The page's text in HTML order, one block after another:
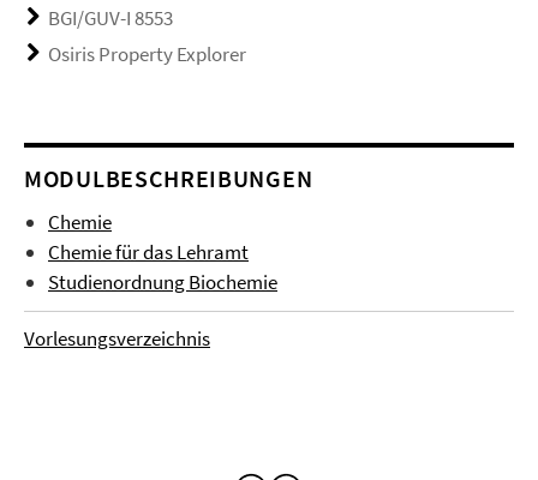
BGI/GUV-I 8553
Osiris Property Explorer
MODULBESCHREIBUNGEN
Chemie
Chemie für das Lehramt
Studienordnung Biochemie
Vorlesungsverzeichnis